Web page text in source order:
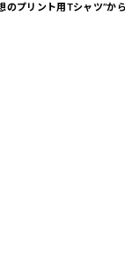
のプリント用Tシャツ”か